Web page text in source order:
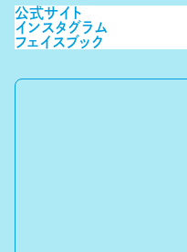
公式サイト
インスタグラム
フェイスブック